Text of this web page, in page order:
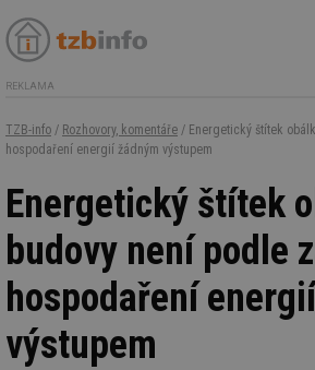
REKLAMA
TZB-info / Rozhovory, komentáře / Energetický štítek
hospodaření energií žádným výstupem
Energetický štítek
budovy není podle
hospodaření
výstupem